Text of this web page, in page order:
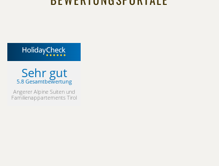
Sehr gut
5.8 Gesamtbewertung
Angerer Alpine Suiten und
Familienappartements Tirol